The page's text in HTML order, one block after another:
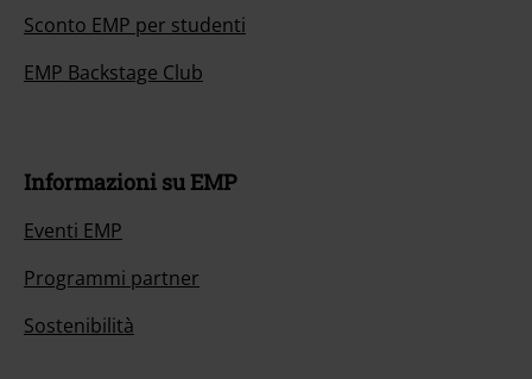
Sconto EMP per studenti
EMP Backstage Club
Informazioni su EMP
Eventi EMP
Programmi partner
Sostenibilità